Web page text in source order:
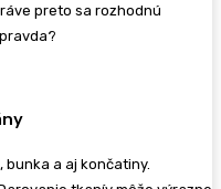
preto sa rozhodnú
a aj končatiny.